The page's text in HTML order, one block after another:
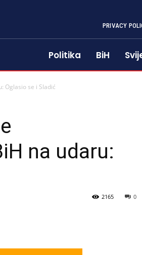
PRIVACY
Politika BiH
Oglasio se i Sladić
na udaru:
0
2165